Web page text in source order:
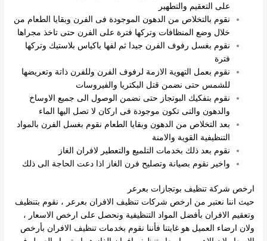
على التعقيم والتطهير
نقوم بالتخلاص من الدهون الموجودة فى الفرن وبقايا الطعام من
خلال وضع المنظافات وتركها فترة على الفرن حتى تاخذ مجراها
نقوم بغسل رفوف الفرن جيدا ثم لفها باكياس بلاستيك وتركها
فترة
نقوم بعمل التهوية الازمة لرفوف الفرن وللفرن ذاتة وتعريضها
للشمس حتى نضمن قتل البكتريا والفيروسات
نقوم بتفكيك البوتجاز حتى نضمن الوصول الى جميع الاوساخ
والدهون والتى تكون موجودة فى اركان لا تصل اليها الماء
بعد التخلاص من الدهون وبقايا الطعام نقوم بغسل الفرن بالمواد
التنظيفية القوية والامنة
نقوم بعد ذلك بخدمات التلميع والتعطير لافران الغاز
واخير نقوم بصيانة وتصليح فرن الغاز اذا دعت الحاجة الى ذلك
ارخص شركة تنظيف بوتجازات بعرعر
حيث اننا نعتبر من ارخص شركات تنظيف الافران بعرعر ، نقوم بتنظيف
وتعقيم الافران بأفضل المواد التنظيفية ونحصل على ارخص الاسعار ،
ولان ارضاء العميل هو غايتنا فأننا نقوم بخدمات تنظيف الافران بأرخص